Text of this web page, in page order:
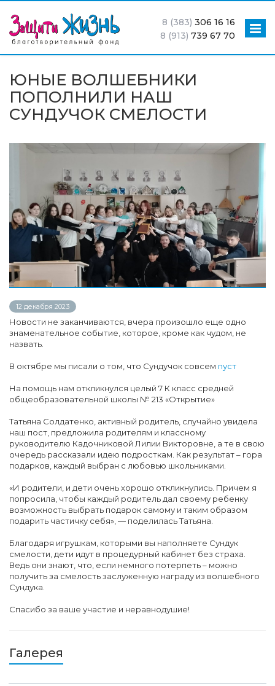
8 (383) 306 16 16
8 (913) 739 67 70
ЮНЫЕ ВОЛШЕБНИКИ
ПОПОЛНИЛИ НАШ
СУНДУЧОК СМЕЛОСТИ
12 декабря 2023
Новости не заканчиваются, вчера произошло еще одно
знаменательное событие, которое, кроме как чудом, не
назвать.
В октябре мы писали о том, что Сундучок совсем пуст
На помощь нам откликнулся целый 7 К класс средней
общеобразовательной школы № 213 «Открытие»
Татьяна Солдатенко, активный родитель, случайно увидела
наш пост, предложила родителям и классному
руководителю Кадочниковой Лилии Викторовне, а те в свою
очередь рассказали идею подросткам. Как результат – гора
подарков, каждый выбран с любовью школьниками.
«И родители, и дети очень хорошо откликнулись. Причем я
попросила, чтобы каждый родитель дал своему ребенку
возможность выбрать подарок самому и таким образом
подарить частичку себя», — поделилась Татьяна.
Благодаря игрушкам, которыми вы наполняете Сундук
смелости, дети идут в процедурный кабинет без страха.
Ведь они знают, что, если немного потерпеть – можно
получить за смелость заслуженную награду из волшебного
Сундука.
Спасибо за ваше участие и неравнодушие!
Галерея